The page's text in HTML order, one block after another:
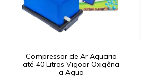
Compressor de Ar Aquario
até 40 Litros Vigoar Oxigêna
a Agua